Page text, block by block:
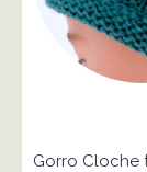
Gorro Cloche